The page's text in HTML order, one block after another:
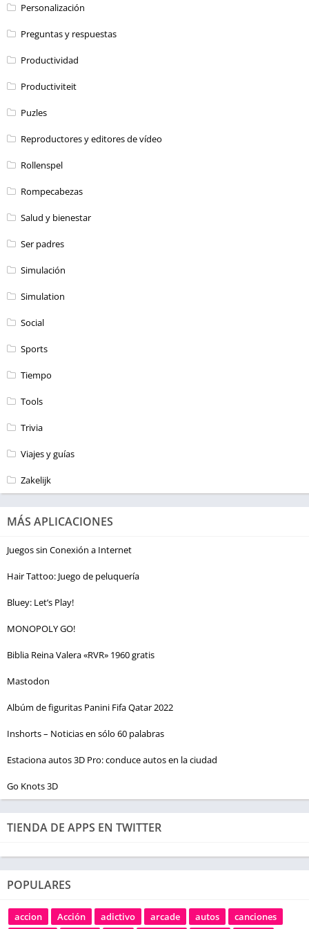
Personalización
Preguntas y respuestas
Productividad
Productiviteit
Puzles
Reproductores y editores de vídeo
Rollenspel
Rompecabezas
Salud y bienestar
Ser padres
Simulación
Simulation
Social
Sports
Tiempo
Tools
Trivia
Viajes y guías
Zakelijk
MÁS APLICACIONES
Juegos sin Conexión a Internet
Hair Tattoo: Juego de peluquería
Bluey: Let’s Play!
MONOPOLY GO!
Biblia Reina Valera «RVR» 1960 gratis
Mastodon
Albúm de figuritas Panini Fifa Qatar 2022
Inshorts – Noticias en sólo 60 palabras
Estaciona autos 3D Pro: conduce autos en la ciudad
Go Knots 3D
TIENDA DE APPS EN TWITTER
POPULARES
accion Acción adictivo arcade autos canciones